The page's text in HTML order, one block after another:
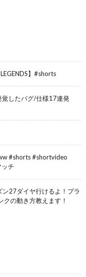
】#shorts
したバグ/仕様17連発
#shorts #shortvideo
チ
27ダイヤ行けるよ！プラ
の動き方教えます！